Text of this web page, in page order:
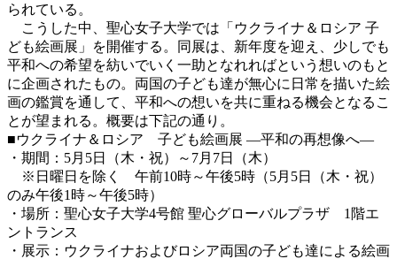
られている。
こうした中、聖心女子大学では「ウクライナ＆ロシア 子
ども絵画展」を開催する。同展は、新年度を迎え、少しでも
平和への希望を紡いでいく一助となれればという想いのもと
に企画されたもの。両国の子ども達が無心に日常を描いた絵
画の鑑賞を通して、平和への想いを共に重ねる機会となるこ
とが望まれる。概要は下記の通り。
■ウクライナ＆ロシア 子ども絵画展 ―平和の再想像へ―
・期間：5月5日（木・祝）～7月7日（木）
※日曜日を除く 午前10時～午後5時（5月5日（木・祝）
のみ午後1時～午後5時）
・場所：聖心女子大学4号館 聖心グローバルプラザ 1階エ
ントランス
・展示：ウクライナおよびロシア両国の子ども達による絵画